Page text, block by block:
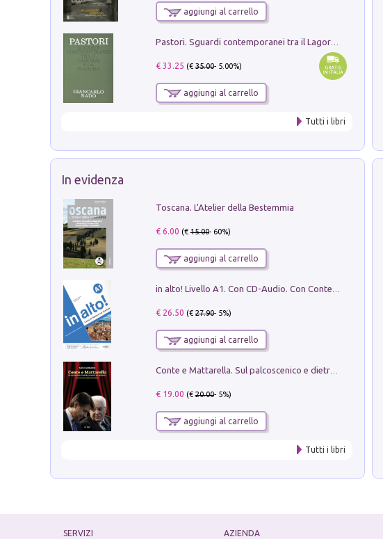
aggiungi al carrello
Pastori. Sguardi contemporanei tra il Lagorai e la pianura. Ediz. illustrata
€ 33.25 (€35.00- 5.00%)
aggiungi al carrello
Tutti i libri
In evidenza
Toscana. L'Atelier della Bestemmia
€ 6.00 (€15.00- 60%)
aggiungi al carrello
€ 26.50 (€27.90- 5%)
aggiungi al carrello
Conte e Mattarella. Sul palcoscenico e dietro le quinte del Quirinale. Un racconto sulle istituzioni
€ 19.00 (€20.00- 5%)
aggiungi al carrello
Tutti i libri
SERVIZI AZIENDA